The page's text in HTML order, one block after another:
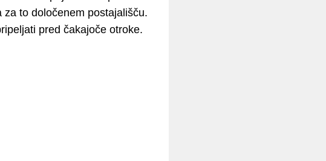
to določenem postajališču.
pred čakajoče otroke.